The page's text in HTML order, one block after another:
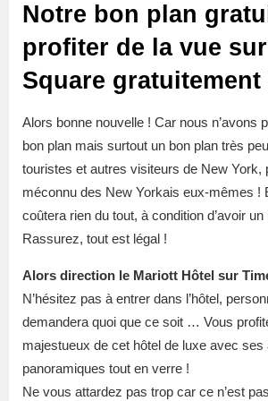
Notre bon plan
profiter de la vue
Square gratuitement
Alors bonne nouvelle ! Car nous n’avons
bon plan mais surtout un bon plan très
touristes et autres visiteurs de New York,
méconnu des New Yorkais eux-mêmes !
coûtera rien du tout, à condition d’avoir
Rassurez, tout est légal !
Alors direction le Mariott Hôtel sur
N’hésitez pas à entrer dans l’hôtel,
demandera quoi que ce soit … Vous
majestueux de cet hôtel de luxe avec ses
panoramiques tout en verre !
Ne vous attardez pas trop car ce n’est